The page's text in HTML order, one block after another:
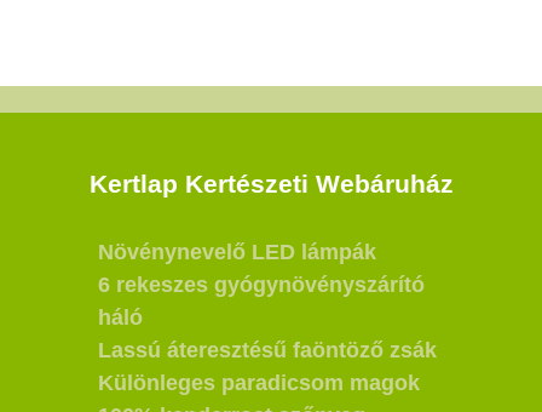
Kertlap Kertészeti Webáruház
Növénynevelő LED lámpák
6 rekeszes gyógynövényszárító
háló
Lassú áteresztésű faöntöző zsák
Különleges paradicsom magok